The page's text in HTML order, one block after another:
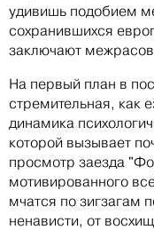
удивишь подобием
сохранившихся
заключают
На первый план в
стремительная, как
динамика
которой вызывает
просмотр заезда
мотивированного
мчатся по зигзагам
ненависти, от